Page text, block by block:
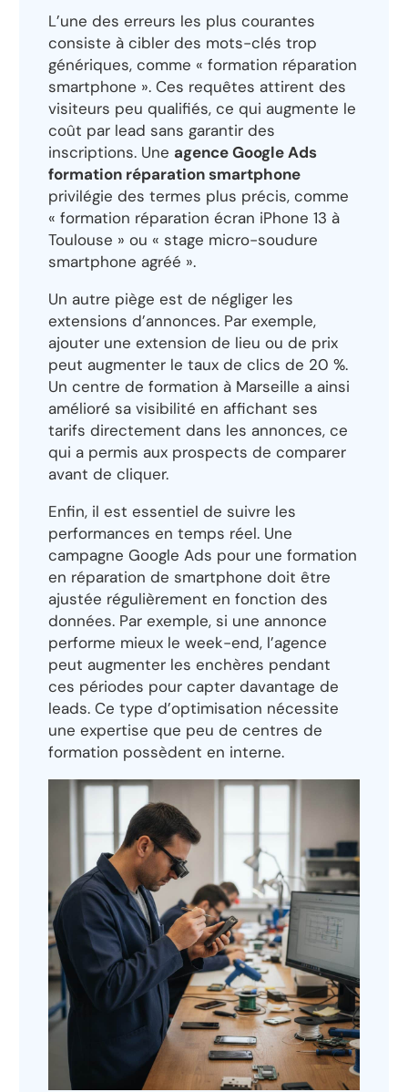
L’une des erreurs les plus courantes
consiste à cibler des mots-clés trop
génériques, comme « formation réparation
smartphone ». Ces requêtes attirent des
visiteurs peu qualifiés, ce qui augmente le
coût par lead sans garantir des
inscriptions. Une agence Google Ads
formation réparation smartphone
privilégie des termes plus précis, comme
« formation réparation écran iPhone 13 à
Toulouse » ou « stage micro-soudure
smartphone agréé ».
Un autre piège est de négliger les
extensions d’annonces. Par exemple,
ajouter une extension de lieu ou de prix
peut augmenter le taux de clics de 20 %.
Un centre de formation à Marseille a ainsi
amélioré sa visibilité en affichant ses
tarifs directement dans les annonces, ce
qui a permis aux prospects de comparer
avant de cliquer.
Enfin, il est essentiel de suivre les
performances en temps réel. Une
campagne Google Ads pour une formation
en réparation de smartphone doit être
ajustée régulièrement en fonction des
données. Par exemple, si une annonce
performe mieux le week-end, l’agence
peut augmenter les enchères pendant
ces périodes pour capter davantage de
leads. Ce type d’optimisation nécessite
une expertise que peu de centres de
formation possèdent en interne.